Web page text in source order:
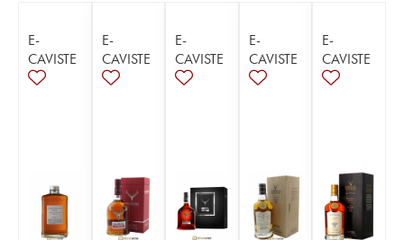
E-
CAVISTE
E-
CAVISTE
E-
CAVISTE
E-
CAVISTE
E-
CAVISTE